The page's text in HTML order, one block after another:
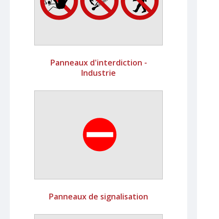
Panneaux d'interdiction -
Industrie
Panneaux de signalisation